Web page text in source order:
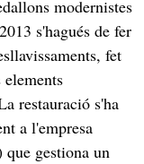
modernistes
s'hagués de fer
fet
restauració s'ha
a l'empresa
gestiona un